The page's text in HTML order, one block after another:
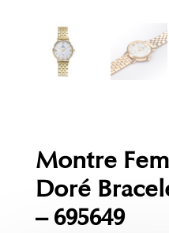
Montre
Doré
– 695649